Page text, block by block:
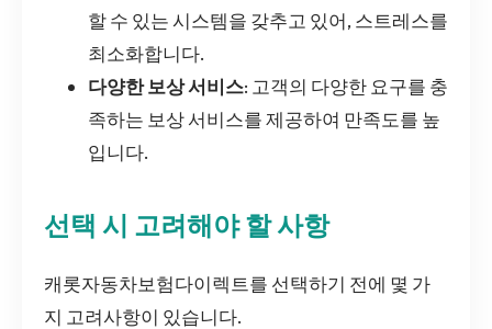
할 수 있는 시스템을 갖추고 있어, 스트레스를
최소화합니다.
다양한 보상 서비스: 고객의 다양한 요구를 충
족하는 보상 서비스를 제공하여 만족도를 높
입니다.
선택 시 고려해야 할 사항
캐롯자동차보험다이렉트를 선택하기 전에 몇 가
지 고려사항이 있습니다.